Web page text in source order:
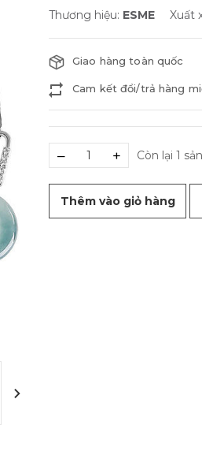
Thương hiệu: ESME Xuất
Giao hàng toàn quốc
Cam kết đổi/trả hàng
– + Còn lại 1
Thêm vào giỏ hàng